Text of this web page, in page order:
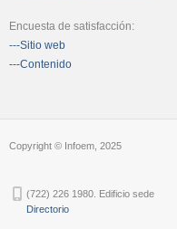
Encuesta de satisfacción:
---Sitio web
---Contenido
Copyright © Infoem, 2025
(722) 226 1980. Edificio sede
Directorio